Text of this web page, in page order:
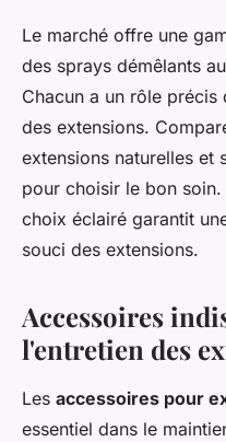
Le marché offre une
des sprays démêlants
Chacun a un rôle précis
des extensions.
extensions naturelles et
pour choisir le bon
choix éclairé garantit
souci des extensions.
Accessoires
l'entretien des
Les accessoires pour
essentiel dans le